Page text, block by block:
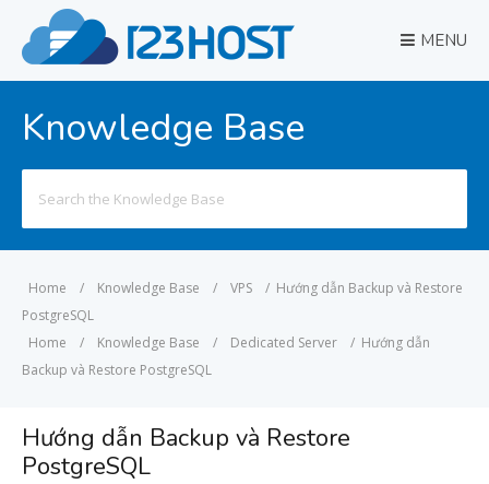
MENU
Knowledge Base
for:
Home / Knowledge Base / VPS / Hướng dẫn Backup và Restore
PostgreSQL
Home
/ Knowledge Base / Dedicated Server / Hướng dẫn
Backup và Restore PostgreSQL
Hướng dẫn Backup và Restore
PostgreSQL